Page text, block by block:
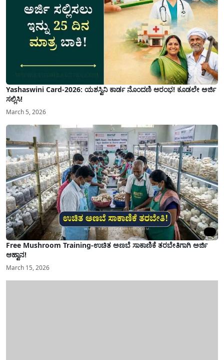
Yashaswini Card-2026: ಯಶಸ್ವಿನಿ ಕಾರ್ಡ ನೊಂದಣಿ ಆರಂಭ! ಕೂಡಲೇ ಅರ್ಜಿ
ಸಲ್ಲಿಸಿ!
March 5, 2026
Free Mushroom Training-ಉಚಿತ ಅಣಬೆ ಸಾಕಾಣಿಕೆ ತರಬೇತಿಗಾಗಿ ಅರ್ಜಿ
ಆಹ್ವಾನ!
March 15, 2026